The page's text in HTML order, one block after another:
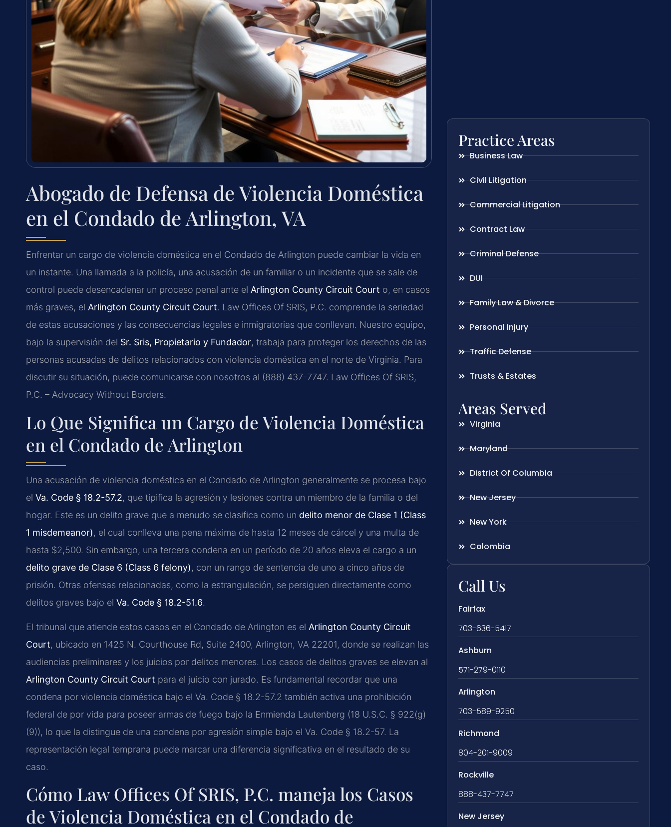
Abogado de Defensa de Violencia Doméstica
en el Condado de Arlington, VA
Enfrentar un cargo de violencia doméstica en el Condado de Arlington puede cambiar la vida en
un instante. Una llamada a la policía, una acusación de un familiar o un incidente que se sale de
control puede desencadenar un proceso penal ante el Arlington County Circuit Court o, en casos
más graves, el Arlington County Circuit Court. Law Offices Of SRIS, P.C. comprende la seriedad
de estas acusaciones y las consecuencias legales e inmigratorias que conllevan. Nuestro equipo,
bajo la supervisión del Sr. Sris, Propietario y Fundador, trabaja para proteger los derechos de las
personas acusadas de delitos relacionados con violencia doméstica en el norte de Virginia. Para
discutir su situación, puede comunicarse con nosotros al (888) 437-7747. Law Offices Of SRIS,
P.C. – Advocacy Without Borders.
Lo Que Significa un Cargo de Violencia Doméstica
en el Condado de Arlington
Una acusación de violencia doméstica en el Condado de Arlington generalmente se procesa bajo
el Va. Code § 18.2-57.2, que tipifica la agresión y lesiones contra un miembro de la familia o del
hogar. Este es un delito grave que a menudo se clasifica como un delito menor de Clase 1 (Class
1 misdemeanor), el cual conlleva una pena máxima de hasta 12 meses de cárcel y una multa de
hasta $2,500. Sin embargo, una tercera condena en un período de 20 años eleva el cargo a un
delito grave de Clase 6 (Class 6 felony), con un rango de sentencia de uno a cinco años de
prisión. Otras ofensas relacionadas, como la estrangulación, se persiguen directamente como
delitos graves bajo el Va. Code § 18.2-51.6.
El tribunal que atiende estos casos en el Condado de Arlington es el Arlington County Circuit
Court, ubicado en 1425 N. Courthouse Rd, Suite 2400, Arlington, VA 22201, donde se realizan las
audiencias preliminares y los juicios por delitos menores. Los casos de delitos graves se elevan al
Arlington County Circuit Court para el juicio con jurado. Es fundamental recordar que una
condena por violencia doméstica bajo el Va. Code § 18.2-57.2 también activa una prohibición
federal de por vida para poseer armas de fuego bajo la Enmienda Lautenberg (18 U.S.C. § 922(g)
(9)), lo que la distingue de una condena por agresión simple bajo el Va. Code § 18.2-57. La
representación legal temprana puede marcar una diferencia significativa en el resultado de su
caso.
Cómo Law Offices Of SRIS, P.C. maneja los Casos
de Violencia Doméstica en el Condado de
Practice Areas
Business Law
Civil Litigation
Commercial Litigation
Contract Law
Criminal Defense
DUI
Family Law & Divorce
Personal Injury
Traffic Defense
Trusts & Estates
Areas Served
Virginia
Maryland
District Of Columbia
New Jersey
New York
Colombia
Call Us
Fairfax
703-636-5417
Ashburn
571-279-0110
Arlington
703-589-9250
Richmond
804-201-9009
Rockville
888-437-7747
New Jersey